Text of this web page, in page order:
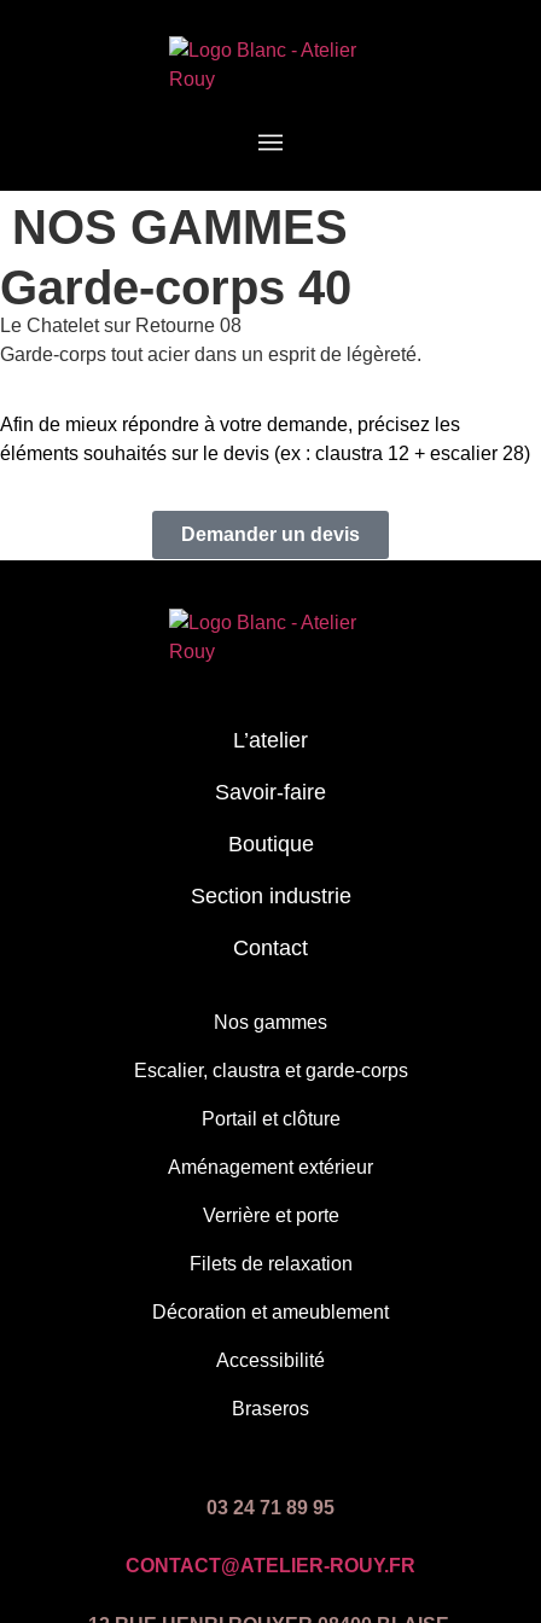
NOS GAMMES
Garde-corps 40
Le Chatelet sur Retourne 08
Garde-corps tout acier dans un esprit de légèreté.
Afin de mieux répondre à votre demande, précisez les
éléments souhaités sur le devis (ex : claustra 12 + escalier 28)
Demander un devis
L’atelier
Savoir-faire
Boutique
Section industrie
Contact
Nos gammes
Escalier, claustra et garde-corps
Portail et clôture
Aménagement extérieur
Verrière et porte
Filets de relaxation
Décoration et ameublement
Accessibilité
Braseros
03 24 71 89 95
CONTACT@ATELIER-ROUY.FR